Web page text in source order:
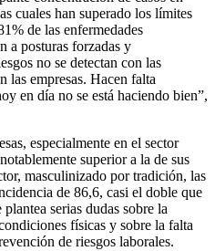
cuales han superado los límites
de las enfermedades
a posturas forzadas y
no se detectan con las
las empresas. Hacen falta
en día no se está haciendo bien”,
especialmente en el sector
superior a la de sus
masculinizado por tradición, las
de 86,6, casi el doble que
serias dudas sobre la
físicas y sobre la falta
de riesgos laborales.